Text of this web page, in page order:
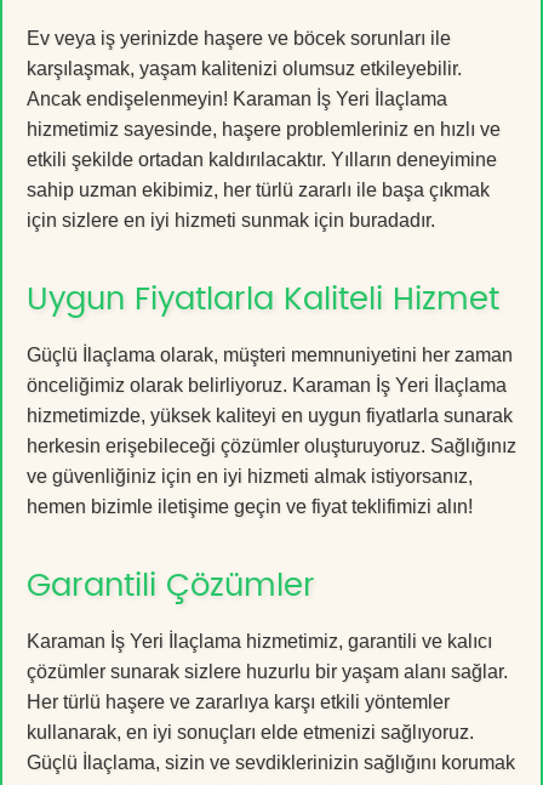
Ev veya iş yerinizde haşere ve böcek sorunları ile
karşılaşmak, yaşam kalitenizi olumsuz etkileyebilir.
Ancak endişelenmeyin! Karaman İş Yeri İlaçlama
hizmetimiz sayesinde, haşere problemleriniz en hızlı ve
etkili şekilde ortadan kaldırılacaktır. Yılların deneyimine
sahip uzman ekibimiz, her türlü zararlı ile başa çıkmak
için sizlere en iyi hizmeti sunmak için buradadır.
Uygun Fiyatlarla Kaliteli Hizmet
Güçlü İlaçlama olarak, müşteri memnuniyetini her zaman
önceliğimiz olarak belirliyoruz. Karaman İş Yeri İlaçlama
hizmetimizde, yüksek kaliteyi en uygun fiyatlarla sunarak
herkesin erişebileceği çözümler oluşturuyoruz. Sağlığınız
ve güvenliğiniz için en iyi hizmeti almak istiyorsanız,
hemen bizimle iletişime geçin ve fiyat teklifimizi alın!
Garantili Çözümler
Karaman İş Yeri İlaçlama hizmetimiz, garantili ve kalıcı
çözümler sunarak sizlere huzurlu bir yaşam alanı sağlar.
Her türlü haşere ve zararlıya karşı etkili yöntemler
kullanarak, en iyi sonuçları elde etmenizi sağlıyoruz.
Güçlü İlaçlama, sizin ve sevdiklerinizin sağlığını korumak